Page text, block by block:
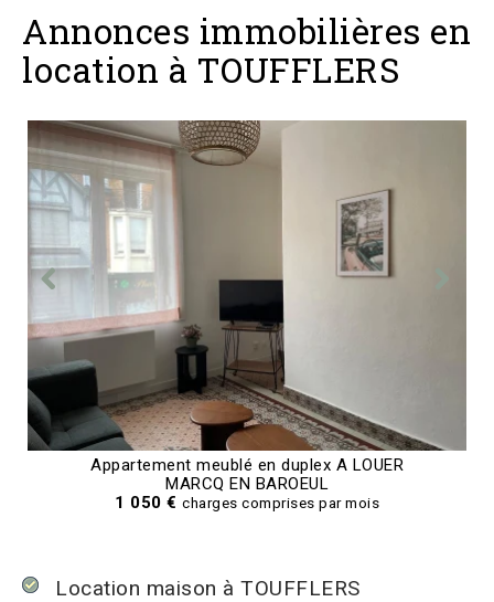
Annonces immobilières en
location à TOUFFLERS
Appartement meublé en duplex A LOUER
MARCQ EN BAROEUL
1 050 € charges comprises par mois
Location maison à TOUFFLERS